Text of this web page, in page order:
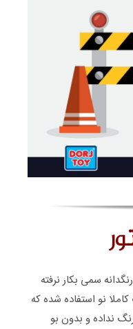
سمی بکار نرفته
نو استفاده شده که
نداده و بدون بو